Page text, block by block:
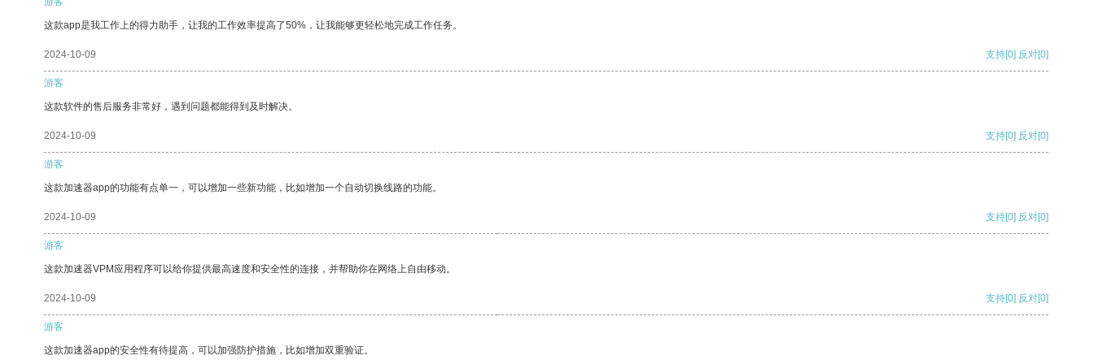
这款app是我工作上的得力助手，让我的工作效率提高了50%，让我能够更轻松地完成工作任务。
2024-10-09 支持[0] 反对[0]
游客
这款软件的售后服务非常好，遇到问题都能得到及时解决。
2024-10-09 支持[0] 反对[0]
游客
这款加速器app的功能有点单一，可以增加一些新功能，比如增加一个自动切换线路的功能。
2024-10-09 支持[0] 反对[0]
游客
这款加速器VPM应用程序可以给你提供最高速度和安全性的连接，并帮助你在网络上自由移动。
2024-10-09 支持[0] 反对[0]
游客
这款加速器app的安全性有待提高，可以加强防护措施，比如增加双重验证。